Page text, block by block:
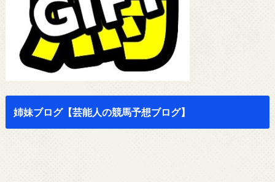
姉妹ブログ【芸能人の競馬予想ブログ】